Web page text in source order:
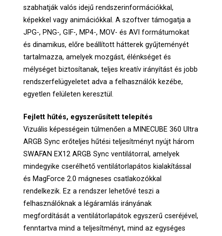
szabhatják valós idejű rendszerinformációkkal,
képekkel vagy animációkkal. A szoftver támogatja a
JPG-, PNG-, GIF-, MP4-, MOV- és AVI formátumokat
és dinamikus, előre beállított hátterek gyűjteményét
tartalmazza, amelyek mozgást, élénkséget és
mélységet biztosítanak, teljes kreatív irányítást és jobb
rendszerfelügyeletet adva a felhasználók kezébe,
egyetlen felületen keresztül.
Fejlett hűtés, egyszerűsített telepítés
Vizuális képességein túlmenően a MINECUBE 360 Ultra
ARGB Sync erőteljes hűtési teljesítményt nyújt három
SWAFAN EX12 ARGB Sync ventilátorral, amelyek
mindegyike cserélhető ventilátorlapátos kialakítással
és MagForce 2.0 mágneses csatlakozókkal
rendelkezik. Ez a rendszer lehetővé teszi a
felhasználóknak a légáramlás irányának
megfordítását a ventilátorlapátok egyszerű cseréjével,
fenntartva mind a teljesítményt, mind az egységes